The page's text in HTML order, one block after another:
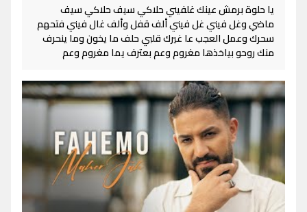
يا حلوة برمش عينك غلفيني حلاكي سيف حلاكي سيف
ماضي وغل فيني غل فيني ألف قفل وألف غال فيني فتحهم
سحرك وعمل العجب عا غيرك قلبي حلف ما يخون وما ينحرف
منك روحو بياخذها مغروم وعم بعترف يما مغروم وعم